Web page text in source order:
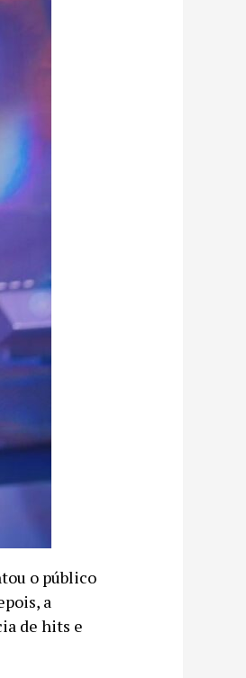
o público
a
de hits e